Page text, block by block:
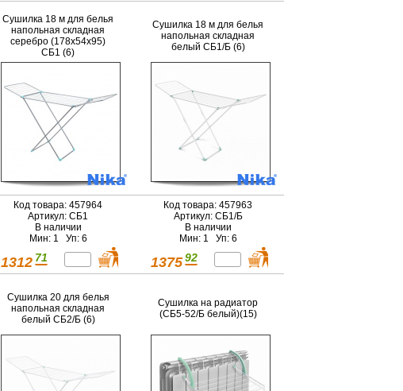
Сушилка 18 м для белья
напольная складная
серебро (178х54х95)
СБ1 (6)
Код товара: 457964
Артикул: СБ1
В наличии
Мин: 1 Уп: 6
1312 71
Сушилка 18 м для белья
напольная складная
белый СБ1/Б (6)
Код товара: 457963
Артикул: СБ1/Б
В наличии
Мин: 1 Уп: 6
1375 92
Сушилка 20 для белья
напольная складная
белый СБ2/Б (6)
Сушилка на радиатор
(СБ5-52/Б белый)(15)